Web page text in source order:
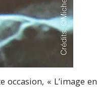
occasion, « L’image en